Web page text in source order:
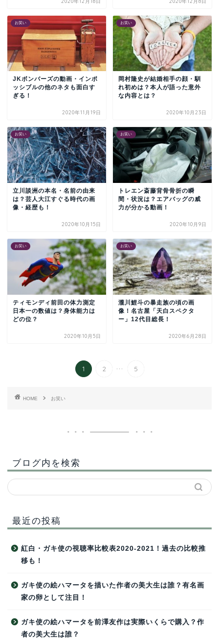
お笑い
JKボンバーズの動画・インポ
ッシブルの他のネタも面白す
ぎる！
2020年11月19日
お笑い
岡村隆史が結婚相手の顔・馴
れ初めは？本人が語った意外
な内容とは？
2020年10月23日
お笑い
立川談洲の本名・名前の由来
は？芸人大江すぐる時代の画
像・経歴も！
2020年10月15日
お笑い
トレエン斎藤背骨骨折の瞬
間・状況は？エアバッグの威
力が分かる動画！
2020年10月9日
お笑い
ティモンディ前田の体力測定
日本一の数値は？身体能力は
どの位？
2020年10月5日
お笑い
瀧川鯉斗の暴走族の頃の画
像！名古屋「天白スペクタ
ー」12代目総長！
2020年6月28日
1 2 ... 5
HOME お笑い
ブログ内を検索
最近の投稿
紅白・ガキ使の視聴率比較表2020-2021！過去の比較推
移も！
ガキ使の絵ハマータを描いた作者の美大生は誰？有名画
家の卵として注目！
ガキ使の絵ハマータを前澤友作は実際いくらで購入？作
者の美大生は誰？